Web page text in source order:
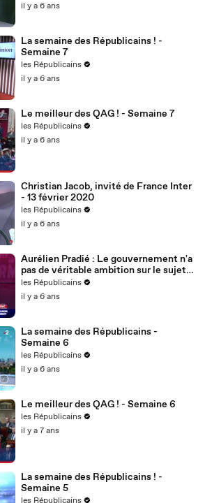
il y a 6 ans
La semaine des Républicains ! -
Semaine 7
les Républicains
il y a 6 ans
Le meilleur des QAG ! - Semaine 7
les Républicains
il y a 6 ans
Christian Jacob, invité de France Inter
- 13 février 2020
les Républicains
il y a 6 ans
Aurélien Pradié : Le gouvernement n'a
pas de véritable ambition sur le sujet
du handicap.
les Républicains
il y a 6 ans
La semaine des Républicains -
Semaine 6
les Républicains
il y a 6 ans
Le meilleur des QAG ! - Semaine 6
les Républicains
il y a 7 ans
La semaine des Républicains ! -
Semaine 5